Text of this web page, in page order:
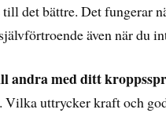
det bättre. Det fungerar
även när du
andra med ditt
Vilka uttrycker kraft och